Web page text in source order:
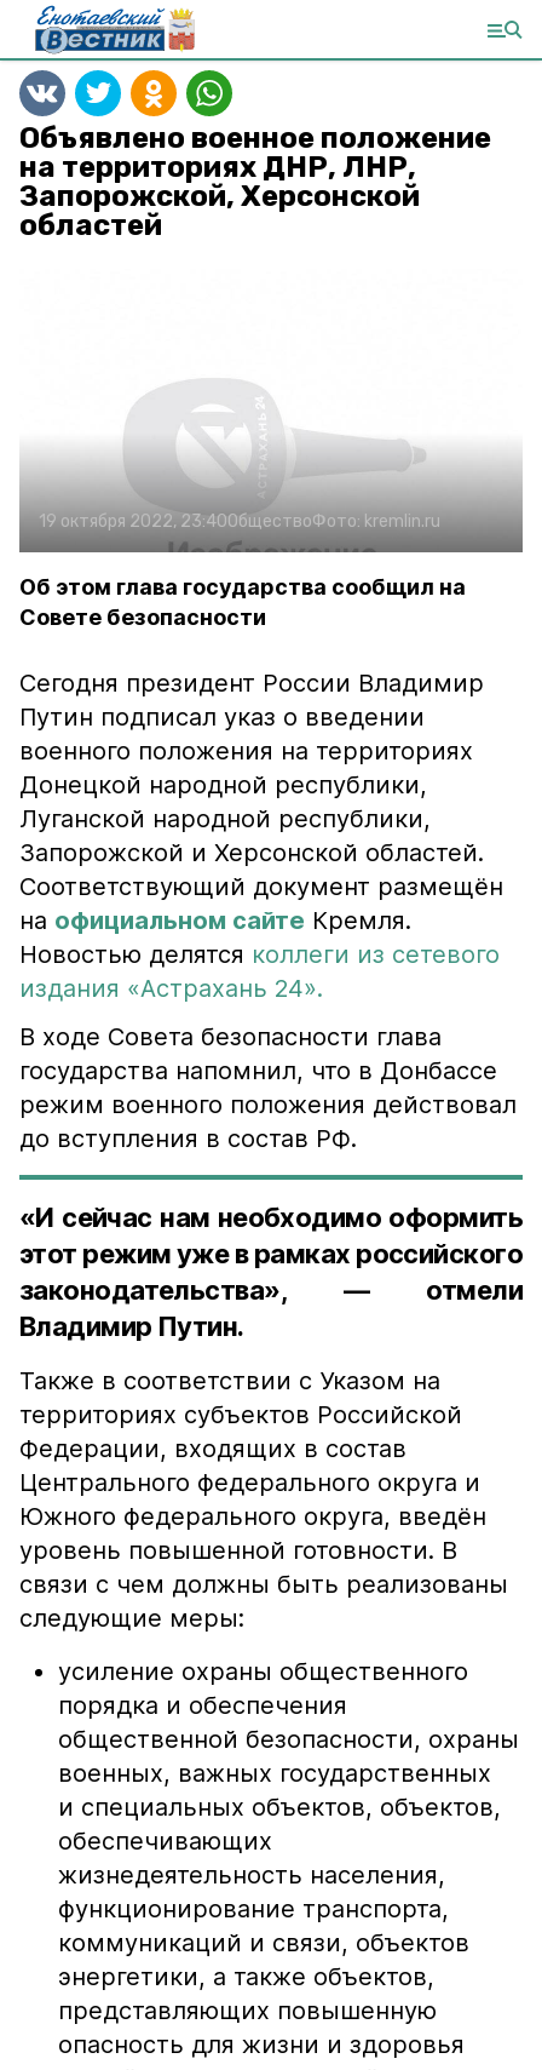
Объявлено военное положение
на территориях ДНР, ЛНР,
Запорожской, Херсонской
областей
19 октября 2022, 23:40ОбществоФото: kremlin.ru
Об этом глава государства сообщил на
Совете безопасности
Сегодня президент России Владимир
Путин подписал указ о введении
военного положения на территориях
Донецкой народной республики,
Луганской народной республики,
Запорожской и Херсонской областей.
Соответствующий документ размещён
на официальном сайте Кремля.
Новостью делятся коллеги из сетевого
издания «Астрахань 24».
В ходе Совета безопасности глава
государства напомнил, что в Донбассе
режим военного положения действовал
до вступления в состав РФ.
«И сейчас нам необходимо оформить
этот режим уже в рамках российского
законодательства», — отмели
Владимир Путин.
Также в соответствии с Указом на
территориях субъектов Российской
Федерации, входящих в состав
Центрального федерального округа и
Южного федерального округа, введён
уровень повышенной готовности. В
связи с чем должны быть реализованы
следующие меры:
усиление охраны общественного
порядка и обеспечения
общественной безопасности, охраны
военных, важных государственных
и специальных объектов, объектов,
обеспечивающих
жизнедеятельность населения,
функционирование транспорта,
коммуникаций и связи, объектов
энергетики, а также объектов,
представляющих повышенную
опасность для жизни и здоровья